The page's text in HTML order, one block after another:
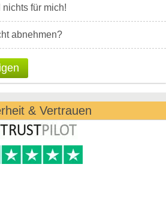
für mich!
abnehmen?
& Vertrauen